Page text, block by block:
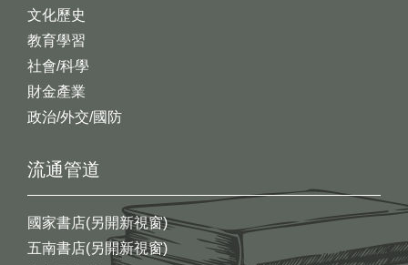
文化歷史
教育學習
社會/科學
財金產業
政治/外交/國防
流通管道
國家書店(另開新視窗)
五南書店(另開新視窗)